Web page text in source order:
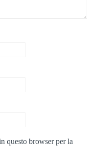
questo browser per la